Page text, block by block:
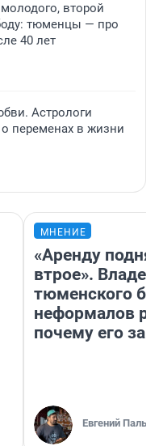
второй
тюменцы — про
40 лет
Астрологи
переменах в жизни
МНЕНИЕ
«Аренду
втрое».
тюменского
неформалов
почему его
Евгений